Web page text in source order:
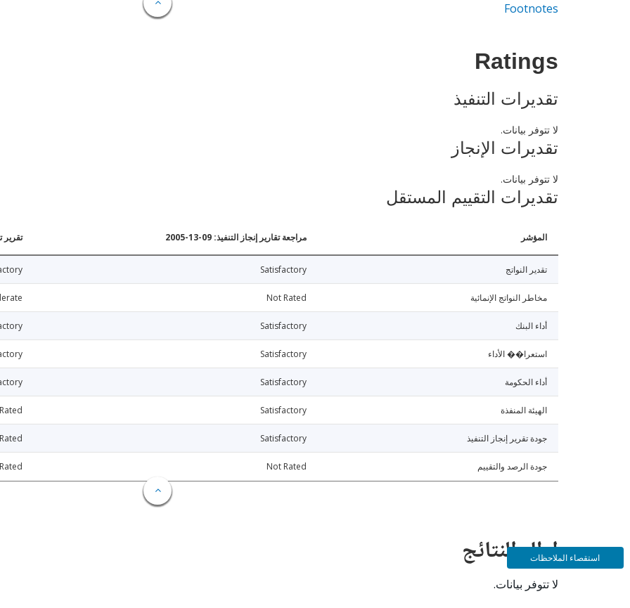
Footnotes
Ratings
تقديرات التنفيذ
لا تتوفر بيانات.
تقديرات الإنجاز
لا تتوفر بيانات.
تقديرات التقييم المستقل
المؤشر مراجعة تقارير إنجاز التنفيذ: 09-13-2005 تقرير
تقدير النواتج Satisfactory
مخاطر النواتج الإنمائية Not Rated
أداء البنك Satisfactory
استعرا�� الأداء Satisfactory
أداء الحكومة Satisfactory
الهيئة المنفذة Satisfactory
جودة تقرير إنجاز التنفيذ Satisfactory
جودة الرصد والتقييم Not Rated
إطار النتائج
لا تتوفر بيانات.
استقصاء الملاحظات